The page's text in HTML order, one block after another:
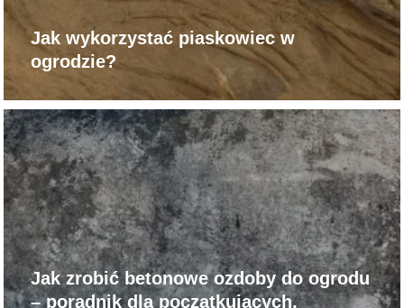
Jak wykorzystać piaskowiec w
ogrodzie?
Jak zrobić betonowe ozdoby do ogrodu
– poradnik dla początkujących.